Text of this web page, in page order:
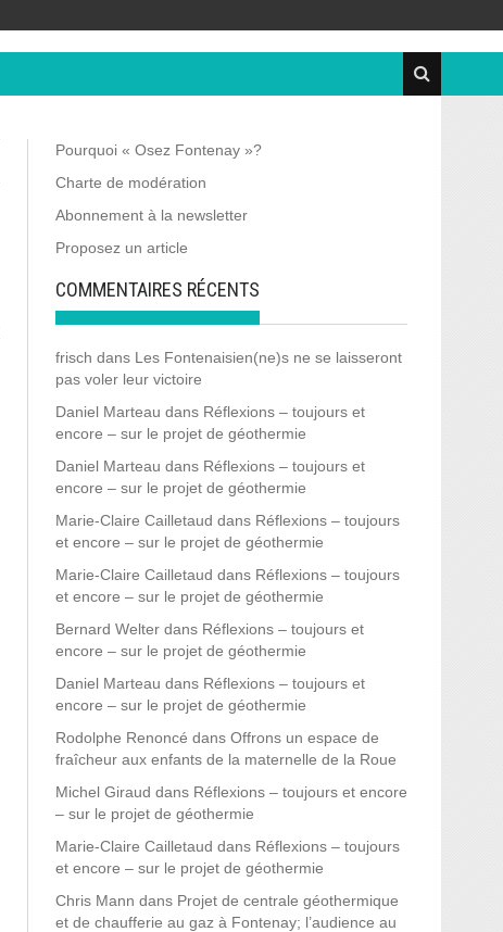
Pourquoi « Osez Fontenay »?
Charte de modération
Abonnement à la newsletter
Proposez un article
COMMENTAIRES RÉCENTS
frisch dans Les Fontenaisien(ne)s ne se laisseront
pas voler leur victoire
Daniel Marteau dans Réflexions – toujours et
encore – sur le projet de géothermie
Daniel Marteau dans Réflexions – toujours et
encore – sur le projet de géothermie
Marie-Claire Cailletaud dans Réflexions – toujours
et encore – sur le projet de géothermie
Marie-Claire Cailletaud dans Réflexions – toujours
et encore – sur le projet de géothermie
Bernard Welter dans Réflexions – toujours et
encore – sur le projet de géothermie
Daniel Marteau dans Réflexions – toujours et
encore – sur le projet de géothermie
Rodolphe Renoncé dans Offrons un espace de
fraîcheur aux enfants de la maternelle de la Roue
Michel Giraud dans Réflexions – toujours et encore
– sur le projet de géothermie
Marie-Claire Cailletaud dans Réflexions – toujours
et encore – sur le projet de géothermie
Chris Mann dans Projet de centrale géothermique
et de chaufferie au gaz à Fontenay; l’audience au